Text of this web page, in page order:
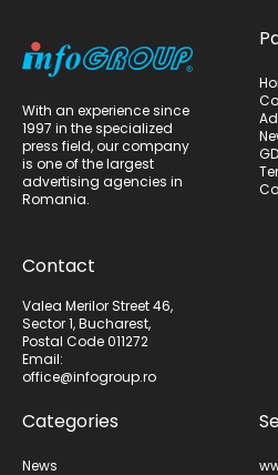
With an experience since
1997 in the specialized
press field, our company
is one of the largest
advertising agencies in
Romania.
Contact
Valea Merilor Street 46,
Sector 1, Bucharest,
Postal Code 011272
Email:
office@infogroup.ro
Categories
News